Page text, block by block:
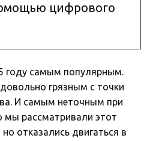
цифрового
году самым популярным.
грязным с точки
И самым неточным при
мы рассматривали этот
отказались двигаться в